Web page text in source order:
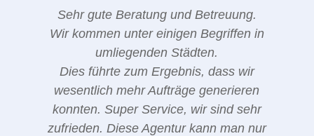
Sehr gute Beratung und Betreuung.
Wir kommen unter einigen Begriffen in
umliegenden Städten.
Dies führte zum Ergebnis, dass wir
wesentlich mehr Aufträge generieren
konnten. Super Service, wir sind sehr
zufrieden. Diese Agentur kann man nur